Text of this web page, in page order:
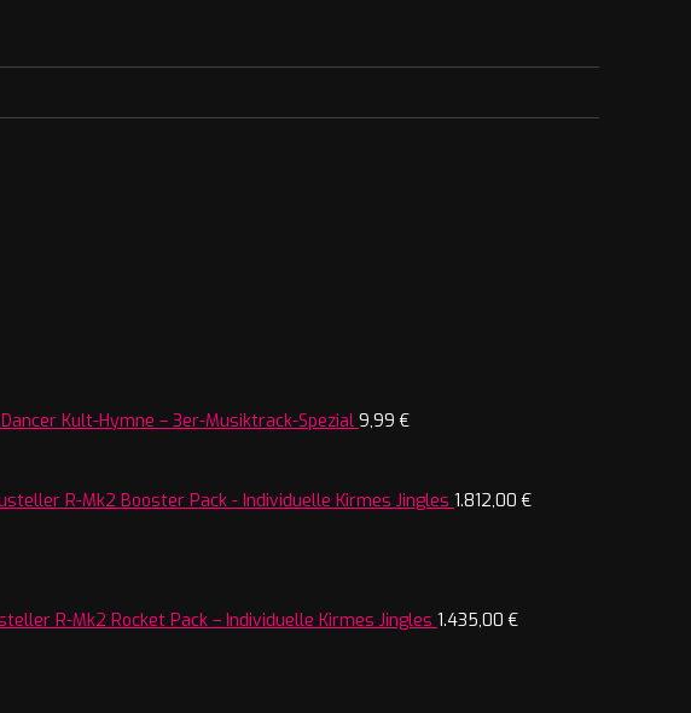
Kult-Hymne – 3er-Musiktrack-Spezial 9,99 €
R-Mk2 Booster Pack - Individuelle Kirmes Jingles 1.812,00 €
R-Mk2 Rocket Pack – Individuelle Kirmes Jingles 1.435,00 €